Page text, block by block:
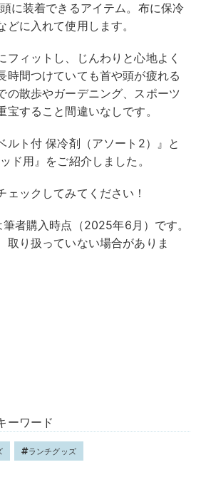
に装着できるアイテム。布に保冷
に入れて使用します。
フィットし、じんわりと心地よく
間つけていても首や頭が疲れる
の散歩やガーデニング、スポーツ
すること間違いなしです。
ルト付 保冷剤（アソート2）』と
ド用』をご紹介しました。
ェックしてみてください！
者購入時点（2025年6月）です。
取り扱っていない場合がありま
ーワード
ランチグッズ